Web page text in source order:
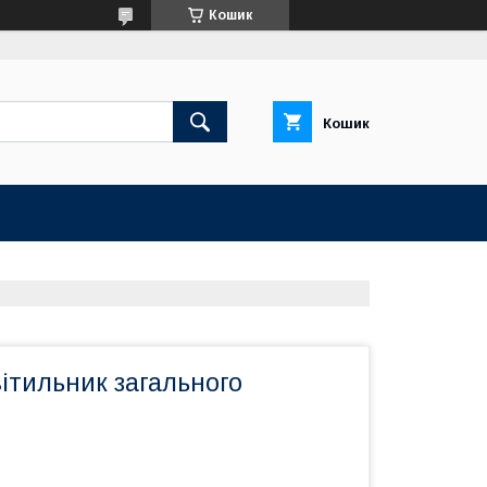
Кошик
Кошик
загального